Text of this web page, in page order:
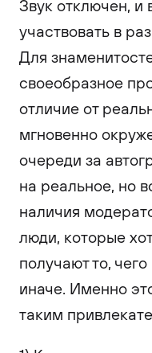
Звук отключен, и
участвовать в
Для
своеобразное
отличие от
мгновенно
очереди за
на реальное, но
наличия
люди, которые
получают то,
иначе. Именно
таким